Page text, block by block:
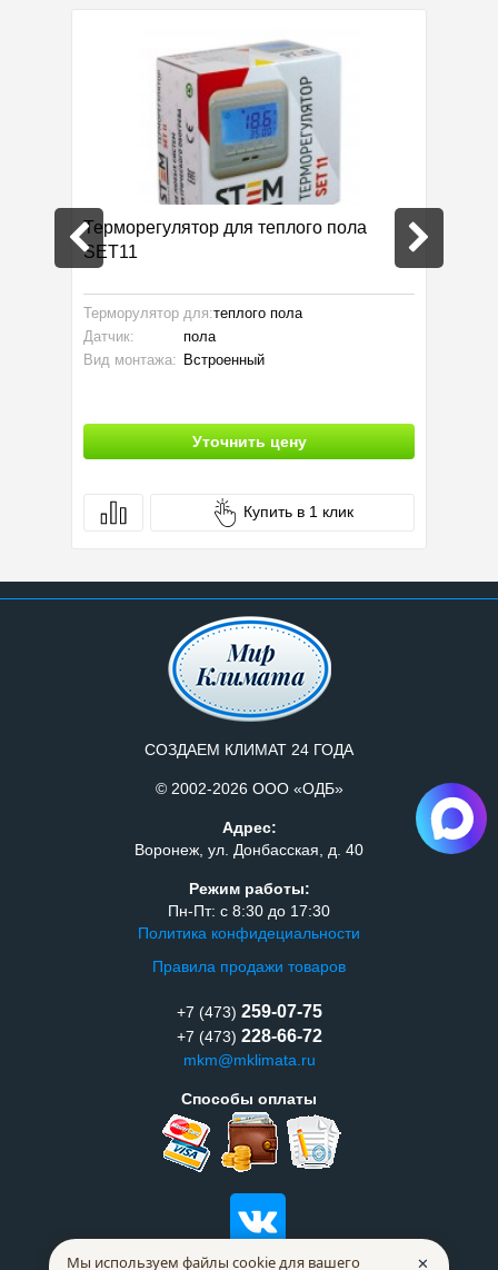
Терморегулятор для теплого пола
SET11
Терморулятор для:теплого пола
Датчик:
пола
Вид монтажа: Встроенный
Уточнить цену
Купить в 1 клик
СОЗДАЕМ КЛИМАТ 24 ГОДА
© 2002-2026 ООО «ОДБ»
Адрес:
Воронеж, ул. Донбасская, д. 40
Режим работы:
Пн-Пт: с 8:30 до 17:30
Политика конфидециальности
Правила продажи товаров
+7 (473) 259-07-75
+7 (473) 228-66-72
mkm@mklimata.ru
Способы оплаты
Мы используем файлы cookie для вашего ✕